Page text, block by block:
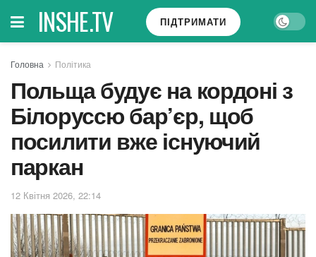
INSHE.TV ПІДТРИМАТИ
Головна Політика
Польща будує на кордоні з
Білоруссю бар’єр, щоб
посилити вже існуючий
паркан
12 Квітня 2026, 22:14